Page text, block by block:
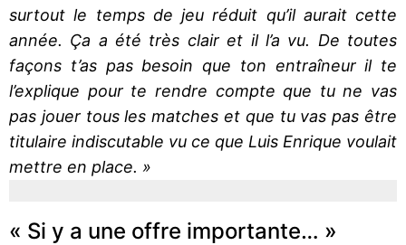
surtout le temps de jeu réduit qu’il aurait cette
année. Ça a été très clair et il l’a vu. De toutes
façons t’as pas besoin que ton entraîneur il te
l’explique pour te rendre compte que tu ne vas
pas jouer tous les matches et que tu vas pas être
titulaire indiscutable vu ce que Luis Enrique voulait
mettre en place. »
« Si y a une offre importante… »